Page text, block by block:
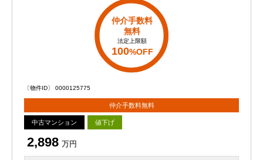
仲介手数料
無料
法定上限額
100%OFF
〔物件ID〕 0000125775
仲介手数料無料
中古マンション 値下げ
2,898 万円